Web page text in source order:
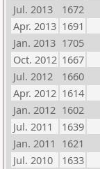
Jul. 2013
1672
Apr. 2013 1691
Jan. 2013 1705
Oct. 2012 1667
Jul. 2012
1660
Apr. 2012 1614
Jan. 2012 1602
Jul. 2011
1639
Jan. 2011 1621
Jul. 2010
1633